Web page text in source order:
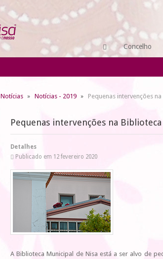
Concelho
Notícias Notícias - 2019 Pequenas intervenções
Pequenas intervenções na
Detalhes
Publicado em 12 fevereiro 2020
A Biblioteca Municipal de Nisa está a ser alvo de